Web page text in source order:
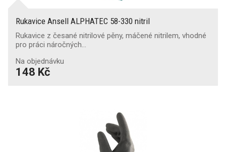
Rukavice Ansell ALPHATEC 58-330 nitril
Rukavice z česané nitrilové pěny, máčené nitrilem, vhodné
pro práci náročných…
Na objednávku
148 Kč